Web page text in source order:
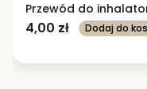
Przewód do
4,00 zł Dodaj do